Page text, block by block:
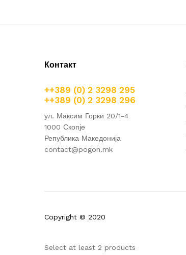
Контакт
++389 (0) 2 3298 295
++389 (0) 2 3298 296
ул. Максим Горки 20/1-4
1000 Скопје
Република Македонија
contact@pogon.mk
Copyright © 2020
Select at least 2 products